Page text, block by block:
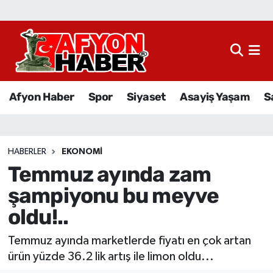
Afyon Haber Spor Siyaset Asayiş Yaşam
HABERLER EKONOMI
Temmuz ayında zam
şampiyonu bu meyve
oldu!..
Temmuz ayında marketlerde fiyatı en çok artan
ürün yüzde 36.2 lik artış ile limon oldu...
Afyon Haber
Sağlık
Eğitim
Ekonomi